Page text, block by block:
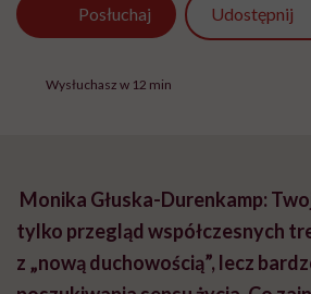
Posłuchaj Udostępnij
Wysłuchasz w 12 min
Monika Głuska-Durenkamp:
tylko przegląd współczesnych
z „nową duchowością”, lecz